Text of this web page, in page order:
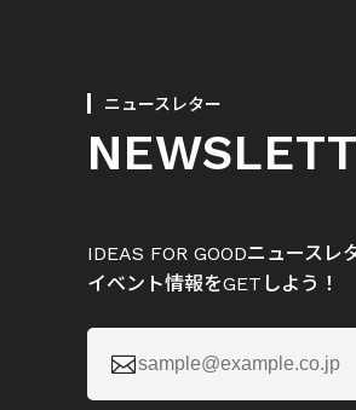
ニュースレター
IDEAS FOR GOODニュース
イベント情報をGETしよう！
